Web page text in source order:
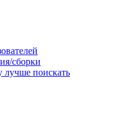
сборки
лучше поискать